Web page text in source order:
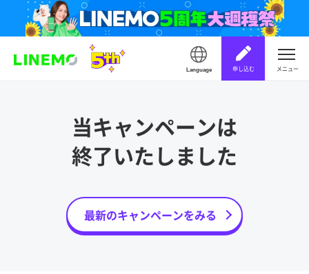
Language 申し込む メニュー
当キャンペーンは
終了いたしました
最新のキャンペーンをみる